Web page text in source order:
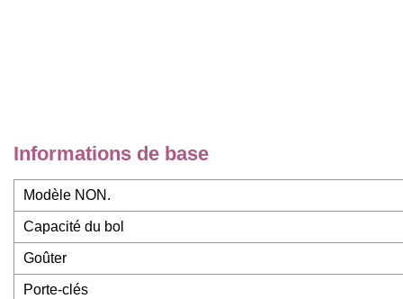
Informations de base
Modèle NON.
Capacité du bol
Goûter
Porte-clés